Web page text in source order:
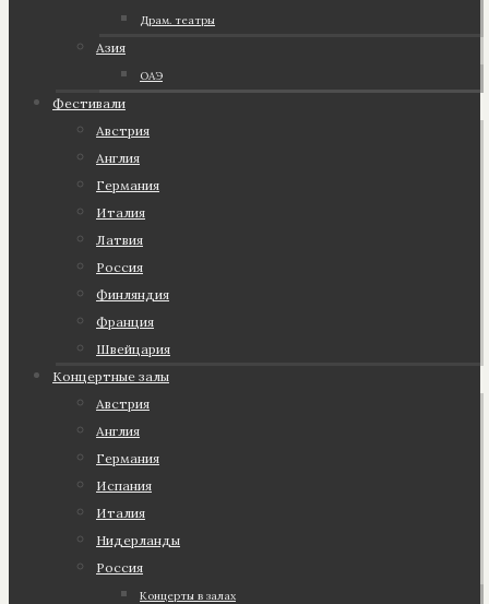
Драм. театры
Азия
ОАЭ
Фестивали
Австрия
Англия
Германия
Италия
Латвия
Россия
Финляндия
Франция
Швейцария
Концертные залы
Австрия
Англия
Германия
Испания
Италия
Нидерланды
Россия
Концерты в залах